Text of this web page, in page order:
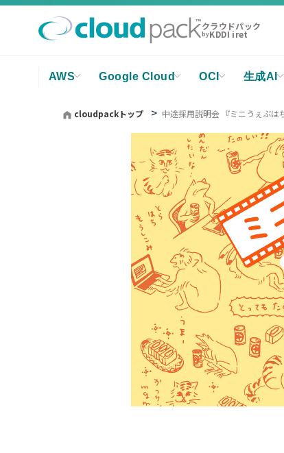
クラウドパック
byKDDI iret
AWS Google Cloud OCI 生成AI
cloudpackトップ 中途採用説明会 『ミニうぇぶ